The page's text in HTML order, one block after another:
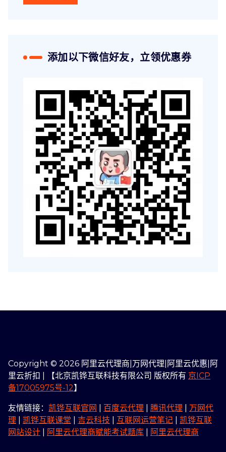
添加以下微信好友，立领优惠券
Copyright © 2026 阿里云代理商|万网代理|阿里云优惠|阿
里云折扣 | 【北京凯铧互联科技有限公司 版权所有 京ICP
备17005975号-12】
友情链接： 凯铧互联官网 百度云代理 腾讯代理
万网代
理
凯铧互联课堂 吉云科技 互联网运营笔记
凯铧互联
网站设计
阿里云代理商赋能考试题库 阿里云代理商